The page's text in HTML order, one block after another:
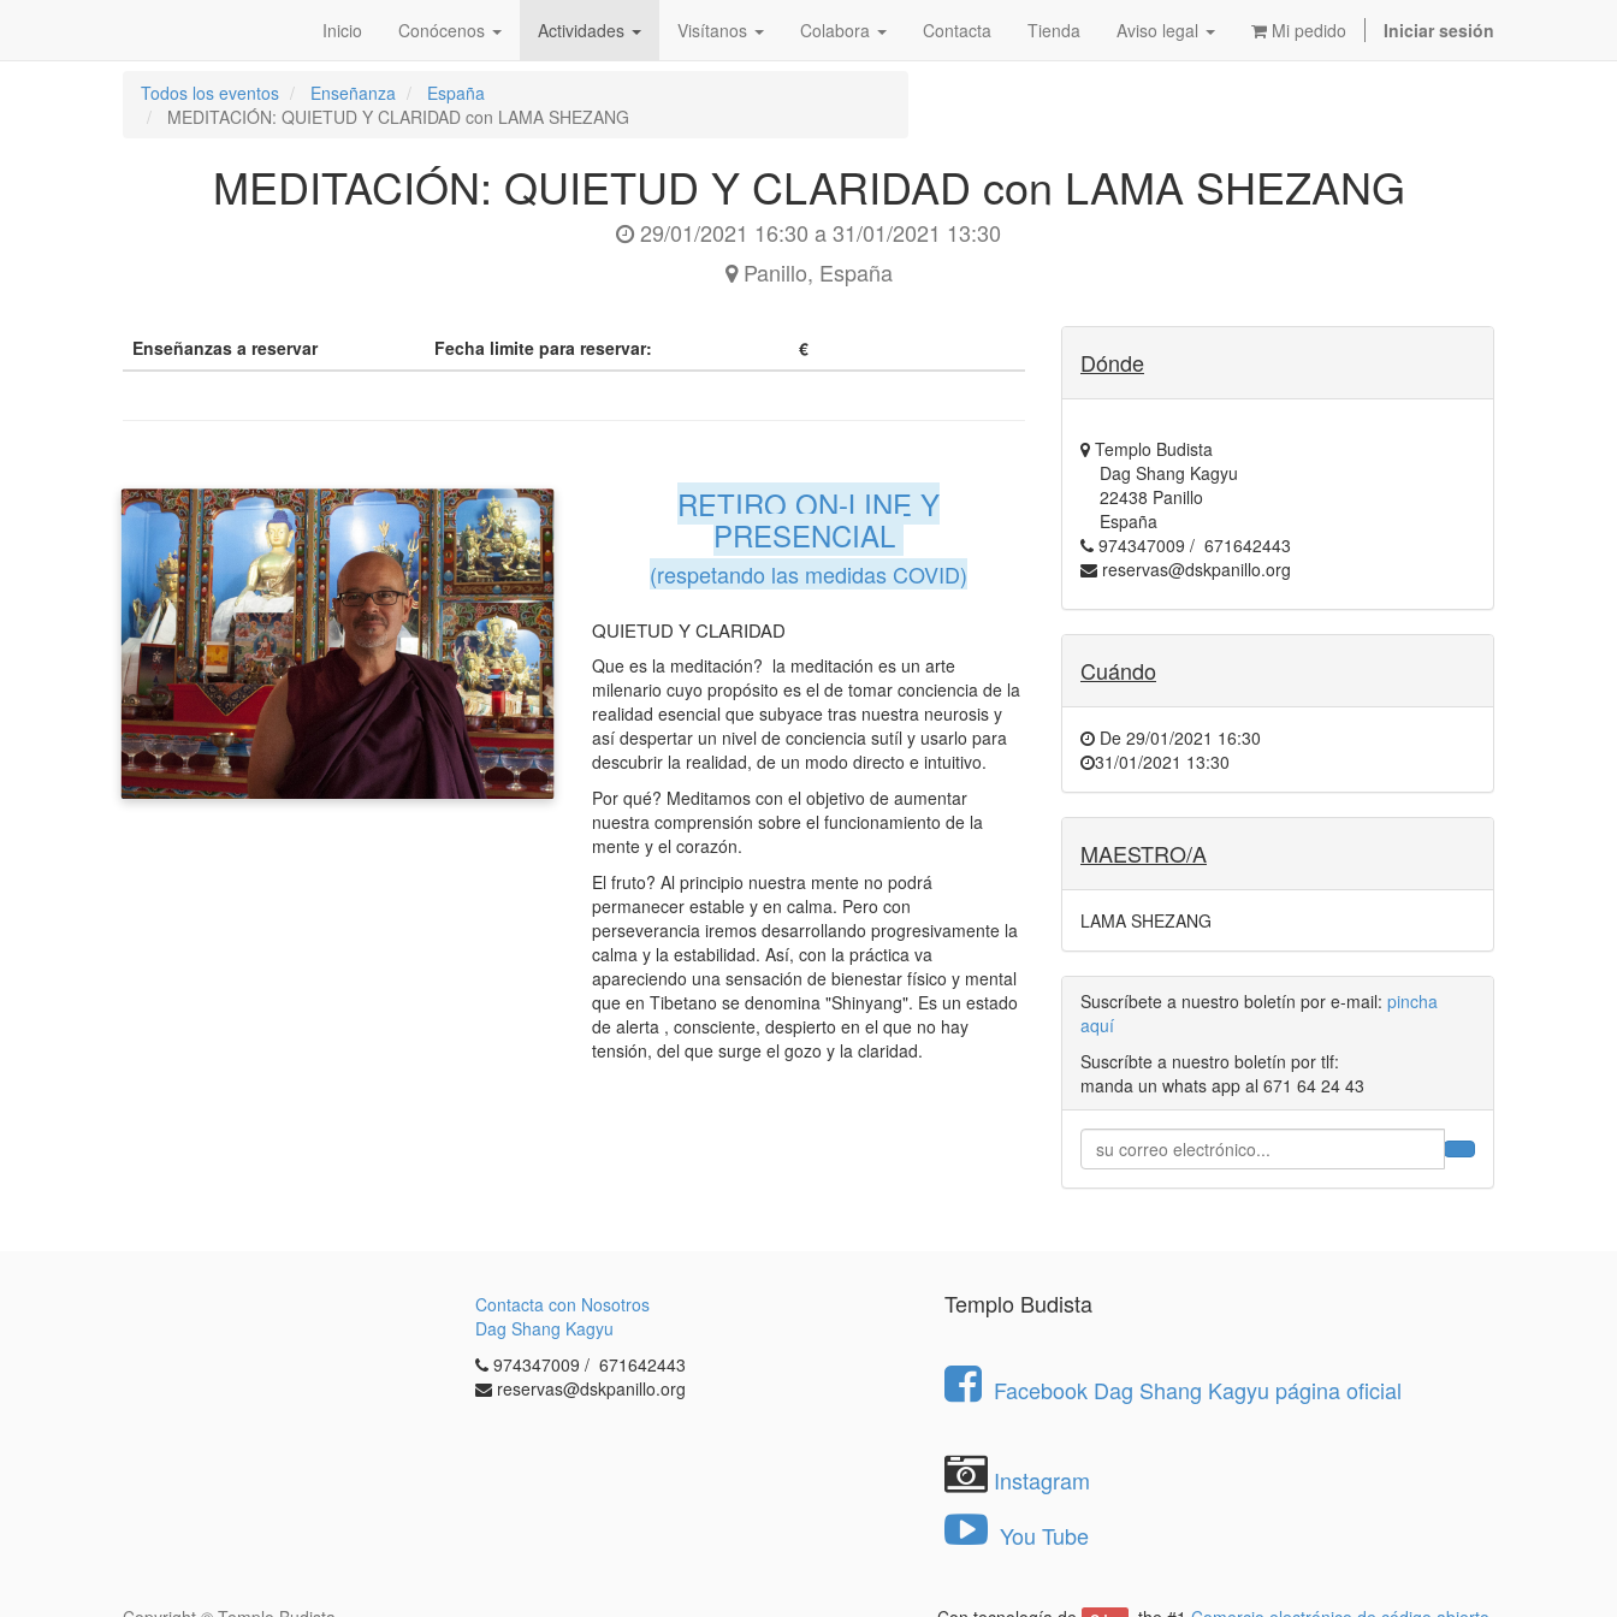
Inicio Conócenos Actividades Visítanos Colabora Contacta Tienda Aviso legal Mi pedido Iniciar sesión
Todos los eventos Enseñanza
España
MEDITACIÓN: QUIETUD Y CLARIDAD con LAMA SHEZANG
MEDITACIÓN: QUIETUD Y CLARIDAD con LAMA SHEZANG
29/01/2021 16:30 a31/01/2021 13:30
Panillo, España
Enseñanzas a reservar Fecha limite para reservar: €
RETIRO ON-LINE Y
PRESENCIAL
(respetando las medidas COVID)
QUIETUD Y CLARIDAD
Que es la meditación? la meditación es un arte
milenario cuyo propósito es el de tomar conciencia de la
realidad esencial que subyace tras nuestra neurosis y
así despertar un nivel de conciencia sutíl y usarlo para
descubrir la realidad, de un modo directo e intuitivo.
Por qué? Meditamos con el objetivo de aumentar
nuestra comprensión sobre el funcionamiento de la
mente y el corazón.
El fruto? Al principio nuestra mente no podrá
permanecer estable y en calma. Pero con
perseverancia iremos desarrollando progresivamente la
calma y la estabilidad. Así, con la práctica va
apareciendo una sensación de bienestar físico y mental
que en Tibetano se denomina "Shinyang". Es un estado
de alerta , consciente, despierto en el que no hay
tensión, del que surge el gozo y la claridad.
Dónde
Templo Budista
Dag Shang Kagyu
22438 Panillo
España
974347009 / 671642443
reservas@dskpanillo.org
Cuándo
De 29/01/2021 16:30
31/01/2021 13:30
MAESTRO/A
LAMA SHEZANG
Suscríbete a nuestro boletín por e-mail: pincha
aquí
Suscríbte a nuestro boletín por tlf:
manda un whats app al 671 64 24 43
Contacta con Nosotros
Dag Shang Kagyu
974347009 / 671642443
reservas@dskpanillo.org
Templo Budista
Facebook Dag Shang Kagyu página oficial
Instagram
You Tube